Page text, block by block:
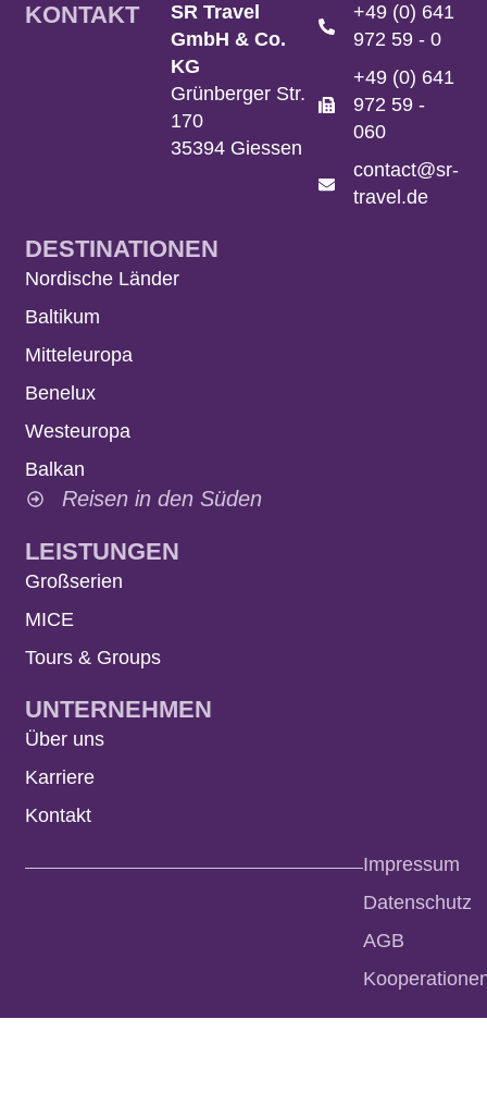
KONTAKT
SR Travel
GmbH & Co.
KG
Grünberger Str.
170
35394 Giessen
+49 (0) 641
972 59 - 0
+49 (0) 641
972 59 -
060
contact@sr-
travel.de
LEISTUNGEN
Großserien
MICE
Tours & Groups
DESTINATIONEN
Nordische Länder
Baltikum
Mitteleuropa
Benelux
Westeuropa
Balkan
Reisen in den Süden
UNTERNEHMEN
Über uns
Karriere
Kontakt
Impressum
Datenschutz
AGB